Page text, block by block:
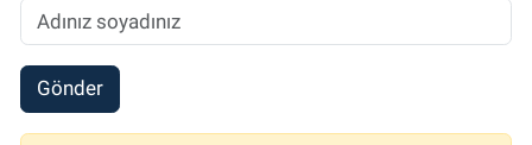
Gönder